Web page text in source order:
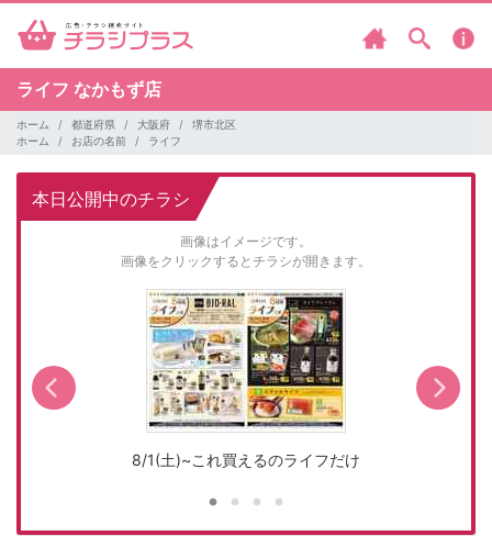
ライフ なかもず店
ホーム 都道府県 大阪府
堺市北区
ホーム
お店の名前 ライフ
本日公開中のチラシ
画像はイメージです。
画像をクリックするとチラシが開きます。
8/1(土)~これ買えるのライフだけ